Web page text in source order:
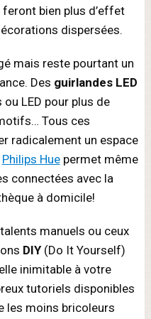
bien plus d’effet
dispersées.
mais reste pourtant un
Des guirlandes LED
LED pour plus de
Tous ces
radicalement un espace
Philips Huepermet même
connectées avec la
à domicile!
manuels ou ceux
DIY(Do It Yourself)
inimitable à votre
tutoriels disponibles
les moins bricoleurs